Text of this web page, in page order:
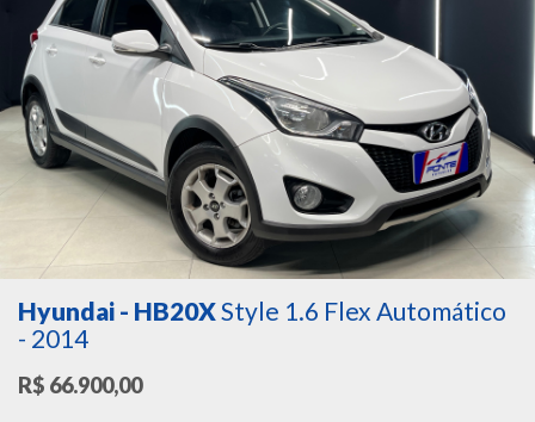
Hyundai - HB20XStyle 1.6 Flex Automático
- 2014
R$ 66.900,00